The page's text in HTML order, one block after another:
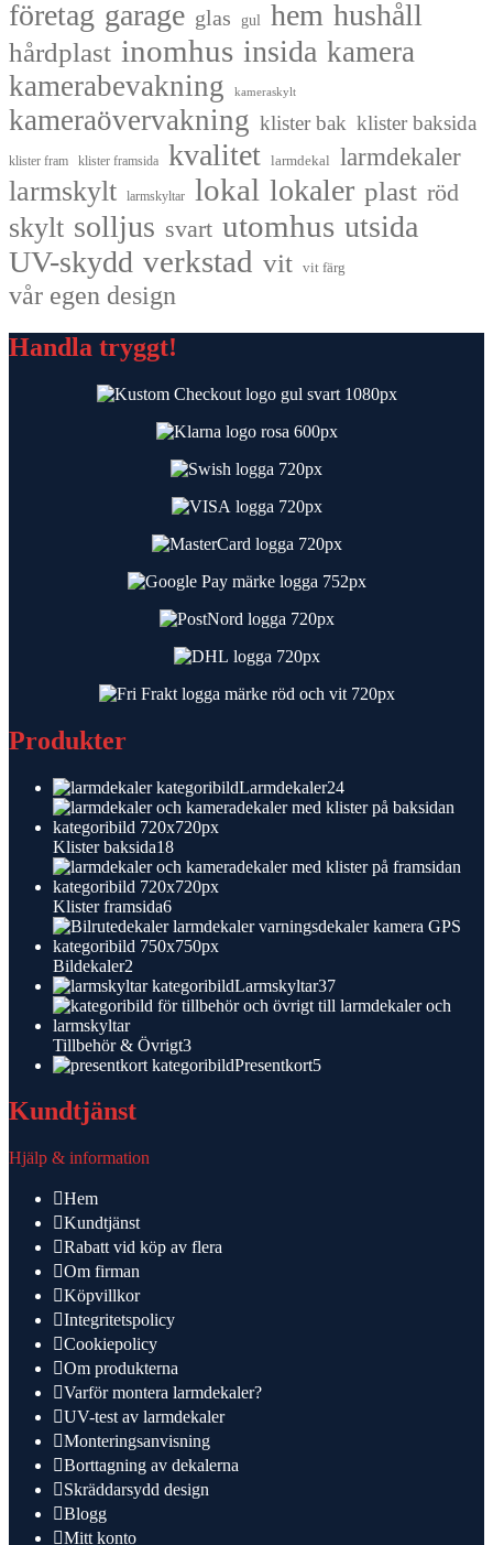
företag garage glas gul hem hushåll
hårdplast inomhus insida kamera
kamerabevakning
kameraskylt
kameraövervakning klister bak klister baksida
klister fram klister framsida kvalitet larmdekal larmdekaler
larmskylt larmskyltar lokal lokaler plast röd
skylt solljus svart utomhus utsida
UV-skydd verkstad vit vit färg
vår egen design
Handla tryggt!
Produkter
Larmdekaler2424
produkter
Klister baksida1818
produkter
Klister framsida66
produkter
Bildekaler2
produkter
Larmskyltar3737
produkter
Tillbehör & Övrigt33
produkterPresentkort55
Kundtjänst
Hjälp & information
Hem
Kundtjänst
Rabatt vid köp av flera
Om firman
Köpvillkor
Integritetspolicy
Cookiepolicy
Om produkterna
Varför montera larmdekaler?
UV-test av larmdekaler
Monteringsanvisning
Borttagning av dekalerna
Skräddarsydd design
Blogg
Mitt konto